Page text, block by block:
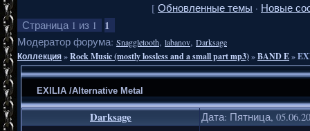
[ Обновленные темы · Новые
Страница 1 из 1 1
Модератор форума: Snaggletooth, labanov, Darksage
Коллекция»Rock Music (mostly lossless and a small part mp3)»BAND E»
EXILIA /Alternative Metal
Darksage Дата: Пятница,